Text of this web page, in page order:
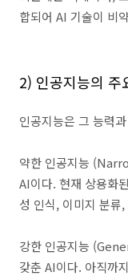
합되어 AI 기술이 비
2) 인공지능의 주
인공지능은 그 능력
약한 인공지능
AI이다. 현재 상용화
성 인식, 이미지 분류,
강한 인공지능
갖춘 AI이다. 아직까